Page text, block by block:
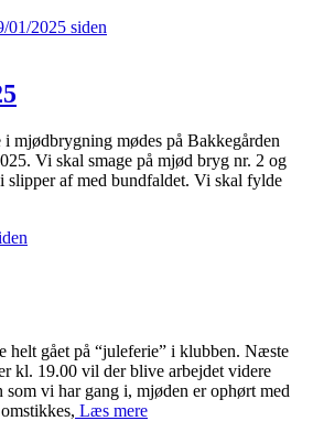
01/2025 siden
i mjødbrygning mødes på Bakkegården
Vi skal smage på mjød bryg nr. 2 og
slipper af med bundfaldet. Vi skal fylde
helt gået på “juleferie” i klubben. Næste
kl. 19.00 vil der blive arbejdet videre
vi har gang i, mjøden er ophørt med
Læs mere